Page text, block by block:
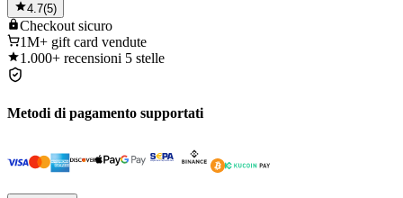
4.7(5)
Checkout sicuro
1M+ gift card vendute
1.000+ recensioni 5 stelle
Metodi di pagamento supportati